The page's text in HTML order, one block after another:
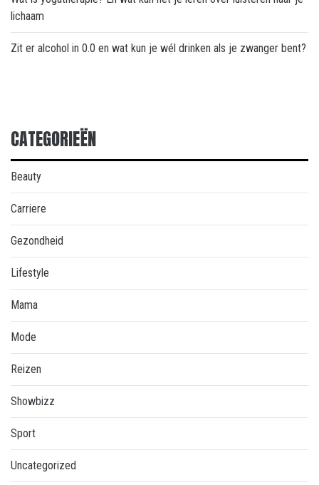
lichaam
Zit er alcohol in 0.0 en wat kun je wél drinken als je zwanger bent?
CATEGORIEËN
Beauty
Carriere
Gezondheid
Lifestyle
Mama
Mode
Reizen
Showbizz
Sport
Uncategorized